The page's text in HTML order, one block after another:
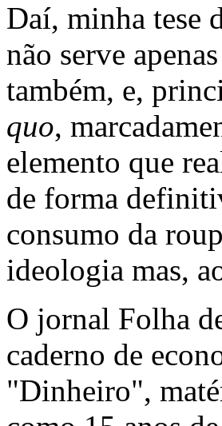
Daí, minha tese
não serve
também, e,
quo,
elemento que
de forma
consumo da
ideologia mas,
O jornal Folha
caderno de
"Dinheiro",